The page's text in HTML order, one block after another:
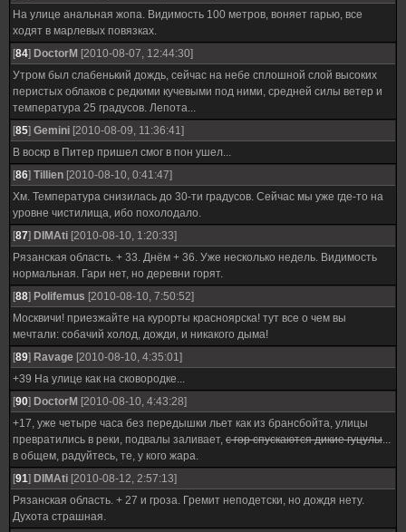
На улице анальная жопа. Видимость 100 метров, воняет гарью, все
ходят в марлевых повязках.
[84] DoctorM [2010-08-07, 12:44:30]
Утром был слабенький дождь, сейчас на небе сплошной слой высоких
перистых облаков с редкими кучевыми под ними, средней силы ветер и
температура 25 градусов. Лепота...
[85] Gemini [2010-08-09, 11:36:41]
В воскр в Питер пришел смог в пон ушел...
[86] Tillien [2010-08-10, 0:41:47]
Хм. Температура снизилась до 30-ти градусов. Сейчас мы уже где-то на
уровне чистилища, ибо похолодало.
[87] DIMAti [2010-08-10, 1:20:33]
Рязанская область. + 33. Днём + 36. Уже несколько недель. Видимость
нормальная. Гари нет, но деревни горят.
[88] Polifemus [2010-08-10, 7:50:52]
Москвичи! приезжайте на курорты красноярска! тут все о чем вы
мечтали: собачий холод, дожди, и никакого дыма!
[89] Ravage [2010-08-10, 4:35:01]
+39 На улице как на сковородке...
[90] DoctorM [2010-08-10, 4:43:28]
+17, уже четыре часа без передышки льет как из брансбойта, улицы
превратились в реки, подвалы заливает, с гор спускаются дикие гуцулы...
в общем, радуйтесь, те, у кого жара.
[91] DIMAti [2010-08-12, 2:57:13]
Рязанская область. + 27 и гроза. Гремит неподетски, но дождя нету.
Духота страшная.